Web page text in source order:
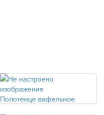
Полотенце вафельное